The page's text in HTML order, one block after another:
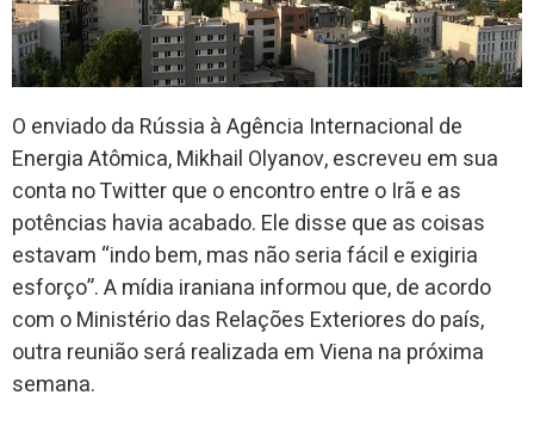
O enviado da Rússia à Agência Internacional de
Energia Atômica, Mikhail Olyanov, escreveu em sua
conta no Twitter que o encontro entre o Irã e as
potências havia acabado. Ele disse que as coisas
estavam “indo bem, mas não seria fácil e exigiria
esforço”. A mídia iraniana informou que, de acordo
com o Ministério das Relações Exteriores do país,
outra reunião será realizada em Viena na próxima
semana.